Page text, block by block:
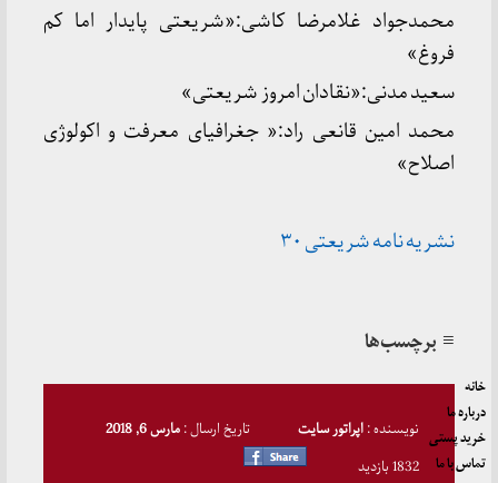
محمدجواد غلامرضا کاشی:«شریعتی پایدار اما کم
فروغ»
سعید مدنی:«نقادان امروز شریعتی»
محمد امین قانعی راد:« جغرافیای معرفت و اکولوژی
اصلاح»
نشریه نامه شریعتی ۳۰
≡ برچسب‌ها
نویسنده :اپراتور سایت تاریخ ارسال :مارس 6, 2018
1832 بازدید
خانه
درباره ما
خرید پستی
تماس با ما